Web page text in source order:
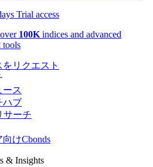
Trial access
100K indices and advanced
tools
をリクエスト
ース
ハブ
サーチ
向けCbonds
& Insights